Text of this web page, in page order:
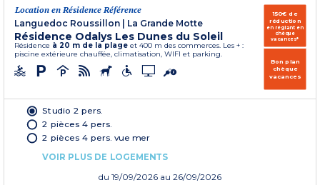
Location en Résidence Référence
Languedoc Roussillon
La Grande Motte
Résidence Odalys Les Dunes du Soleil
Résidence à 20 m de la plage et 400 m des commerces. Les + :
piscine extérieure chauffée, climatisation, WIFI et parking.
150€ de
réduction
en réglant en
chèque
vacances*
Bon plan
chèque
vacances
Studio 2 pers.
2 pièces 4 pers.
2 pièces 4 pers. vue mer
VOIR PLUS DE LOGEMENTS
du 19/09/2026 au 26/09/2026